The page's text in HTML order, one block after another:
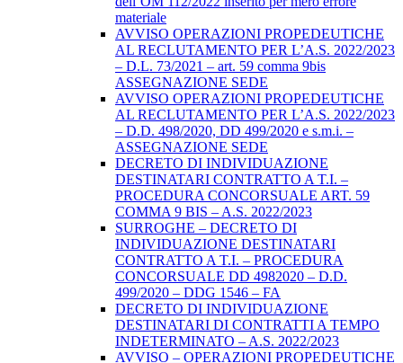
materiale
AVVISO OPERAZIONI PROPEDEUTICHE
AL RECLUTAMENTO PER L’A.S. 2022/2023
– D.L. 73/2021 – art. 59 comma 9bis
ASSEGNAZIONE SEDE
AVVISO OPERAZIONI PROPEDEUTICHE
AL RECLUTAMENTO PER L’A.S. 2022/2023
– D.D. 498/2020, DD 499/2020 e s.m.i. –
ASSEGNAZIONE SEDE
DECRETO DI INDIVIDUAZIONE
DESTINATARI CONTRATTO A T.I. –
PROCEDURA CONCORSUALE ART. 59
COMMA 9 BIS – A.S. 2022/2023
SURROGHE – DECRETO DI
INDIVIDUAZIONE DESTINATARI
CONTRATTO A T.I. – PROCEDURA
CONCORSUALE DD 4982020 – D.D.
499/2020 – DDG 1546 – FA
DECRETO DI INDIVIDUAZIONE
DESTINATARI DI CONTRATTI A TEMPO
INDETERMINATO – A.S. 2022/2023
AVVISO – OPERAZIONI PROPEDEUTICHE